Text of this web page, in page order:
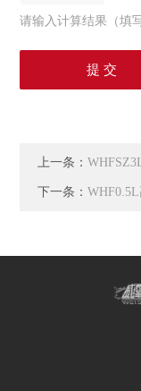
请输入计算结果（填
上一条：
下一条：